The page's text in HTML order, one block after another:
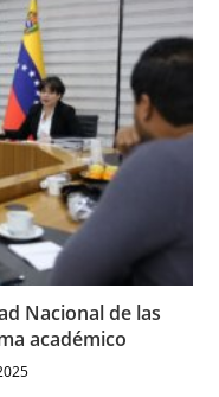
Nacional de las
académico